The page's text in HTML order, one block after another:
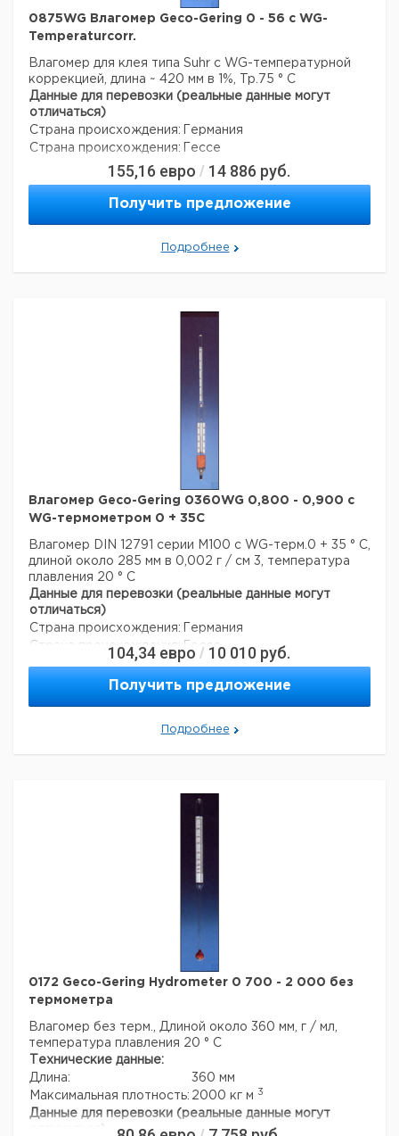
0875WG Влагомер Geco-Gering 0 - 56 с WG-
Temperaturcorr.
Влагомер для клея типа Suhr с WG-температурной
коррекцией, длина ~ 420 мм в 1%, Tp.75 ° C
Данные для перевозки (реальные данные могут
отличаться)
Страна происхождения:
Германия
Страна происхождения: Гессе
155,16 евро / 14 886 руб.
Получить предложение
Подробнее
Влагомер Geco-Gering 0360WG 0,800 - 0,900 с
WG-термометром 0 + 35C
Влагомер DIN 12791 серии M100 с WG-терм.0 + 35 ° C,
длиной около 285 мм в 0,002 г / см 3, температура
плавления 20 ° C
Данные для перевозки (реальные данные могут
отличаться)
Страна происхождения: Германия
Страна происхождения:
Гессе
104,34 евро / 10 010 руб.
Получить предложение
Подробнее
0172 Geco-Gering Hydrometer 0 700 - 2 000 без
термометра
Влагомер без терм., Длиной около 360 мм, г / мл,
температура плавления 20 ° C
Технические данные:
Длина:
360 мм
Максимальная плотность: 2000 кг м 3
Данные для перевозки (реальные данные могут